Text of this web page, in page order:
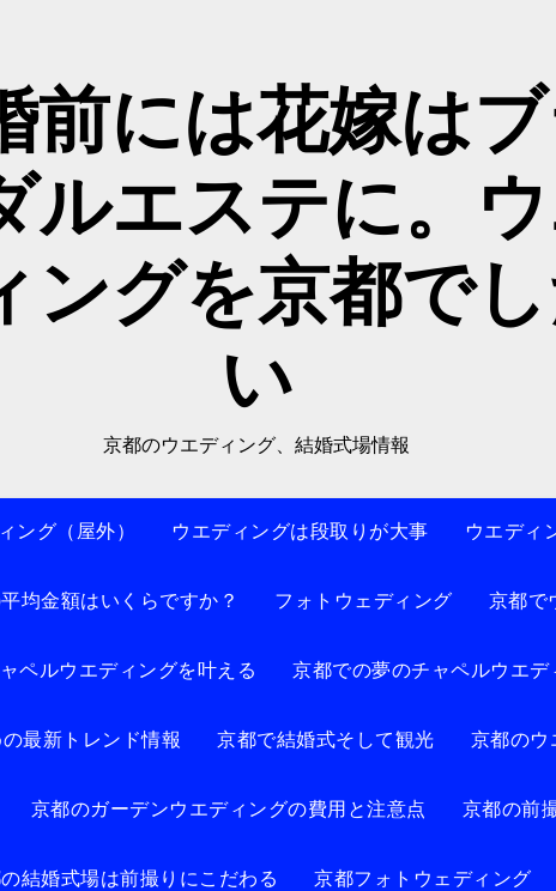
前には花嫁はブ
ルエステに。
ングを京都で
い
京都のウエディング、結婚式場情報
ング（屋外） ウエディングは段取りが大事 ウエディ
均金額はいくらですか？ フォトウェディング 京都で
ペルウエディングを叶える 京都での夢のチャペルウエ
最新トレンド情報 京都で結婚式そして観光 京都のウ
京都のガーデンウエディングの費用と注意点 京都の前
結婚式場は前撮りにこだわる 京都フォトウェディング